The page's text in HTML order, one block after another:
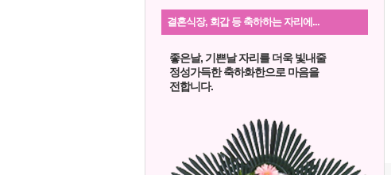
결혼식장, 회갑 등 축하하는 자리에...
좋은날, 기쁜날 자리를 더욱 빛내줄
정성가득한 축하화한으로 마음을
전합니다.